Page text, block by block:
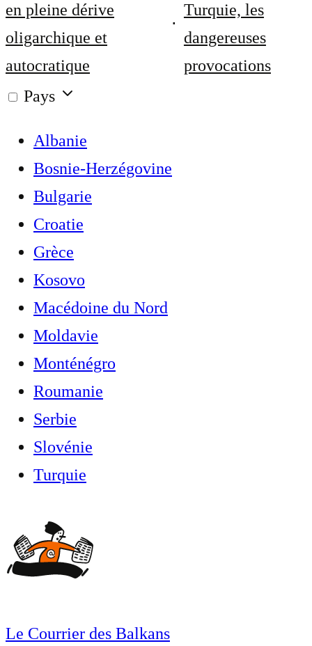
en pleine dérive
oligarchique et
autocratique
Turquie, les
dangereuses
provocations
Pays
Albanie
Bosnie-Herzégovine
Bulgarie
Croatie
Grèce
Kosovo
Macédoine du Nord
Moldavie
Monténégro
Roumanie
Serbie
Slovénie
Turquie
Le Courrier des Balkans